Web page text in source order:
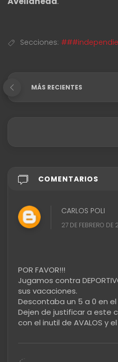
Secciones:
MÁS RECIENTES
COMENTARIOS
CARLOS POLI
27 DE FEBRERO DE
POR FAVOR!!!
Jugamos contra
sus vacaciones.
Descontaba un 5 a 0 en
Dejen de justificar a este
con el inutil de AVALOS y